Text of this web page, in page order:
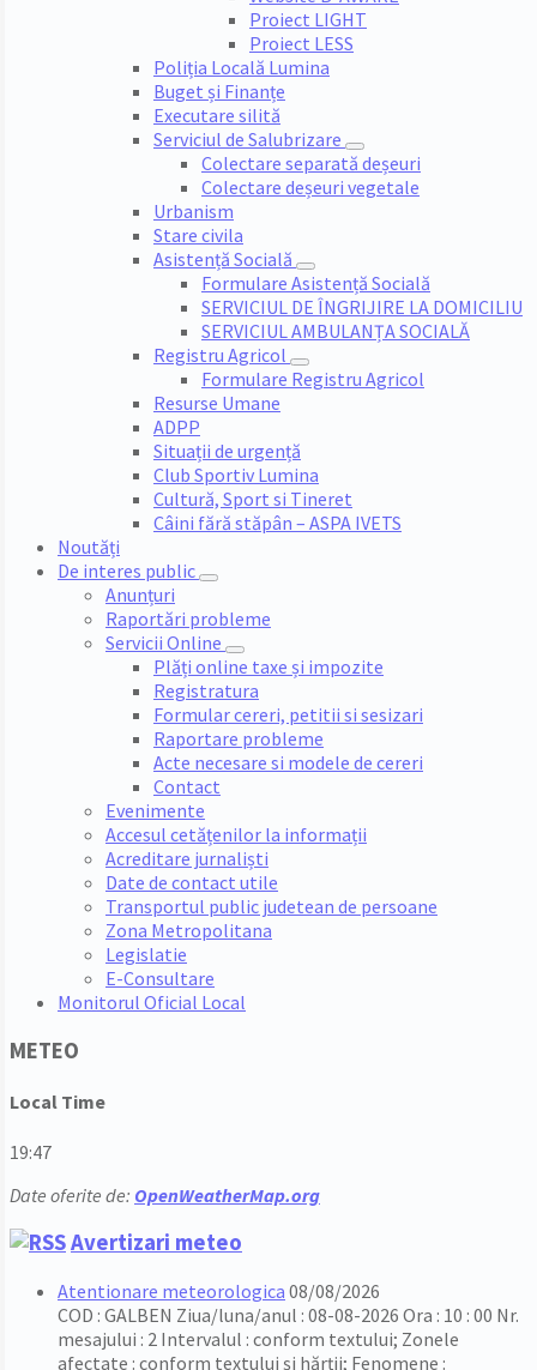
Proiect LIGHT
Proiect LESS
Poliția Locală Lumina
Buget și Finanțe
Executare silită
Serviciul de Salubrizare
Colectare separată deșeuri
Colectare deșeuri vegetale
Urbanism
Stare civila
Asistență Socială
Formulare Asistență Socială
SERVICIUL DE ÎNGRIJIRE LA DOMICILIU
SERVICIUL AMBULANȚA SOCIALĂ
Registru Agricol
Formulare Registru Agricol
Resurse Umane
ADPP
Situații de urgență
Club Sportiv Lumina
Cultură, Sport si Tineret
Câini fără stăpân – ASPA IVETS
Noutăți
De interes public
Anunțuri
Raportări probleme
Servicii Online
Plăți online taxe și impozite
Registratura
Formular cereri, petitii si sesizari
Raportare probleme
Acte necesare si modele de cereri
Contact
Evenimente
Accesul cetățenilor la informații
Acreditare jurnaliști
Date de contact utile
Transportul public judetean de persoane
Zona Metropolitana
Legislatie
E-Consultare
Monitorul Oficial Local
METEO
Local Time
19:47
Date oferite de: OpenWeatherMap.org
Avertizari meteo
Atentionare meteorologica 08/08/2026
COD : GALBEN Ziua/luna/anul : 08-08-2026 Ora : 10 : 00 Nr.
mesajului : 2 Intervalul : conform textului; Zonele
afectate : conform textului și hărții; Fenomene :